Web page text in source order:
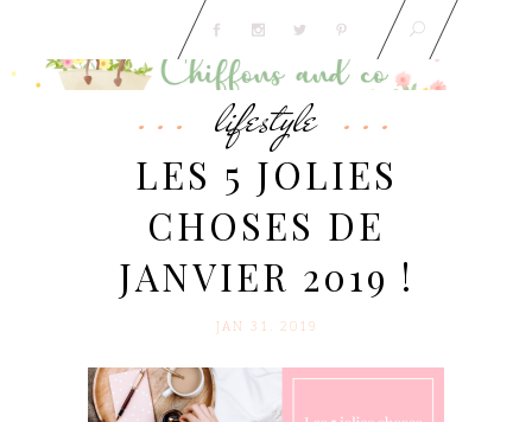
lifestyle
LES 5 JOLIES
CHOSES DE
JANVIER 2019 !
JAN 31. 2019